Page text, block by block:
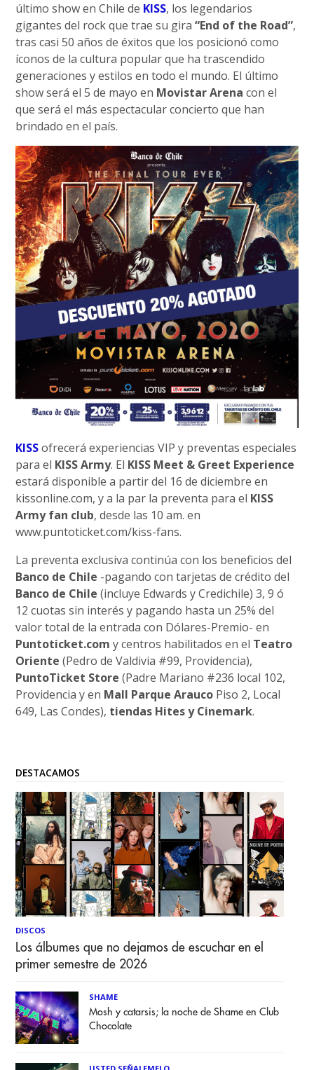
último show en Chile de KISS, los legendarios
gigantes del rock que trae su gira“End of the Road”,
tras casi 50 años de éxitos que los posicionó como
íconos de la cultura popular que ha trascendido
generaciones y estilos en todo el mundo. El último
show será el 5 de mayo en Movistar Arena con el
que será el más espectacular concierto que han
brindado en el país.
KISSofrecerá experiencias VIP y preventas especiales
para el KISS Army. El KISS Meet & Greet Experience
estará disponible a partir del 16 de diciembre en
kissonline.com, y a la par la preventa para el KISS
Army fan club, desde las 10 am. en
www.puntoticket.com/kiss-fans.
La preventa exclusiva continúa con los beneficios del
Banco de Chile -pagando con tarjetas de crédito del
Banco de Chile (incluye Edwards y Credichile) 3, 9 ó
12 cuotas sin interés y pagando hasta un 25% del
valor total de la entrada con Dólares-Premio- en
Puntoticket.com y centros habilitados en el Teatro
Oriente (Pedro de Valdivia #99, Providencia),
PuntoTicket Store (Padre Mariano #236 local 102,
Providencia y en Mall Parque Arauco Piso 2, Local
649, Las Condes), tiendas Hites y Cinemark.
DESTACAMOS
DISCOS
Los álbumes que no dejamos de escuchar en el
primer semestre de 2026
SHAME
Mosh y catarsis; la noche de Shame en Club
Chocolate